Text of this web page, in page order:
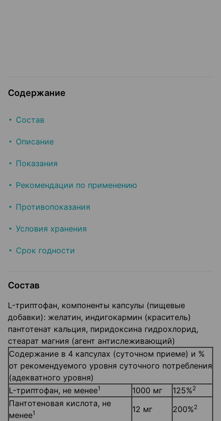
Содержание
Состав
Описание
Показания
Рекомендации по применению
Противопоказания
Условия хранения
Срок годности
Состав
L-триптофан, компоненты капсулы (пищевые
добавки): желатин, индигокармин (краситель)
пантотенат кальция, пиридоксина гидрохлорид,
стеарат магния (агент антислеживающий)
Содержание в 4 капсулах (суточном приеме) и %
от рекомендуемого уровня суточного потребления
(адекватного уровня)
L-триптофан, не менее1 1000 мг 125%2
Пантотеновая кислота, не
менее1 12 мг 200%2